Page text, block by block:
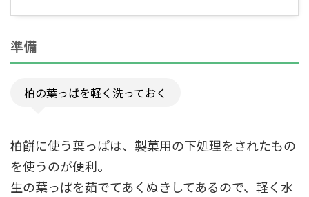
準備
柏の葉っぱを軽く洗っておく
柏餅に使う葉っぱは、製菓用の下処理をされたもの
を使うのが便利。
生の葉っぱを茹でてあくぬきしてあるので、軽く水